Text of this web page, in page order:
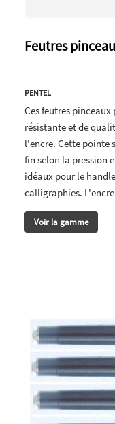
Feutres
PENTEL
Ces feutres
résistante et de
l'encre. Cette pointe
fin selon la pression
idéaux pour le
calligraphies.
Voir la gamme